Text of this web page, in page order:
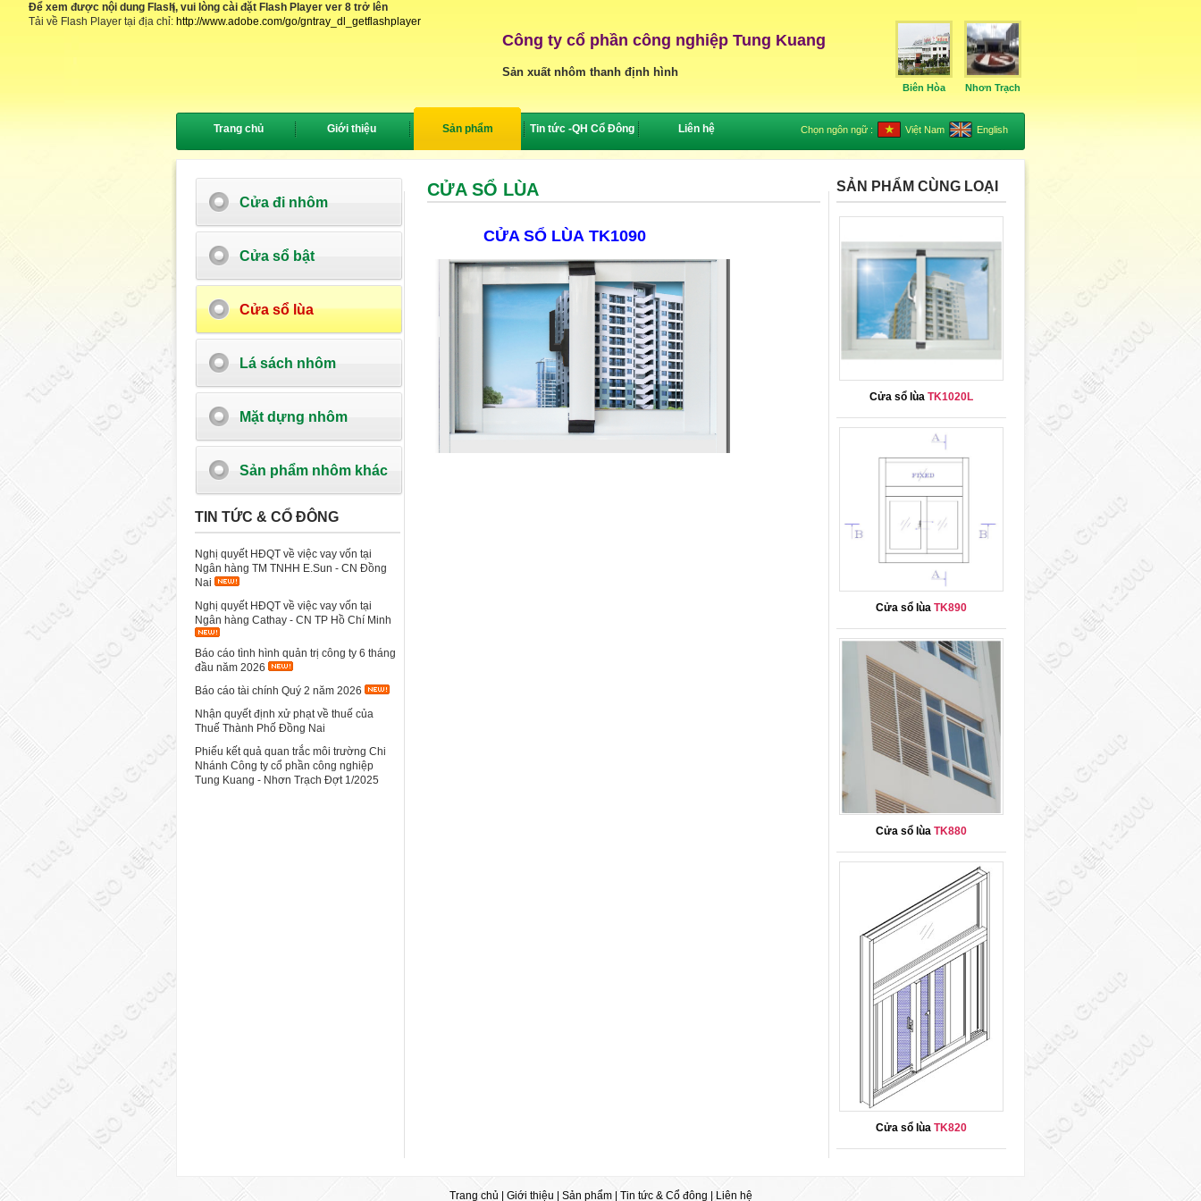
Để xem được nội dung Flash, vui lòng cài đặt Flash Player ver 8 trở lên
Tải về Flash Player tại địa chỉ: http://www.adobe.com/go/gntray_dl_getflashplayer
{
Công ty cổ phần công nghiệp Tung Kuang
Sản xuất nhôm thanh định hình
Biên Hòa Nhơn Trạch
Trang chủ Giới thiệu Sản phẩm Tin tức -QH Cổ Đông Liên hệ Chọn ngôn ngữ : Việt Nam English
Cửa đi nhôm
Cửa sổ bật
Cửa sổ lùa
Lá sách nhôm
Mặt dựng nhôm
Sản phẩm nhôm khác
TIN TỨC & CỔ ĐÔNG
Nghị quyết HĐQT về việc vay vốn tại
Ngân hàng TM TNHH E.Sun - CN Đồng
Nai
Nghị quyết HĐQT về việc vay vốn tại
Ngân hàng Cathay - CN TP Hồ Chí Minh
Báo cáo tình hình quản trị công ty 6 tháng
đầu năm 2026
Báo cáo tài chính Quý 2 năm 2026
Nhận quyết định xử phạt về thuế của
Thuế Thành Phố Đồng Nai
Phiếu kết quả quan trắc môi trường Chi
Nhánh Công ty cổ phần công nghiệp
Tung Kuang - Nhơn Trạch Đợt 1/2025
CỬA SỔ LÙA
CỬA SỔ LÙA TK1090
SẢN PHẨM CÙNG LOẠI
Cửa sổ lùa TK1020L
Cửa sổ lùa TK890
Cửa sổ lùa TK880
Cửa sổ lùa TK820
Trang chủ | Giới thiệu | Sản phẩm| Tin tức & Cổ đông |Liên hệ